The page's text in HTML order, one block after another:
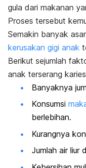
gula dari makanan
Proses tersebut
Semakin banyak
kerusakan gigi anak
Berikut sejumlah
anak terserang
Banyaknya
Konsumsi
berlebihan.
Kurangnya
Jumlah air liur